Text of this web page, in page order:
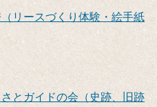
リースづくり体験・絵手紙
とガイドの会（史跡、旧跡